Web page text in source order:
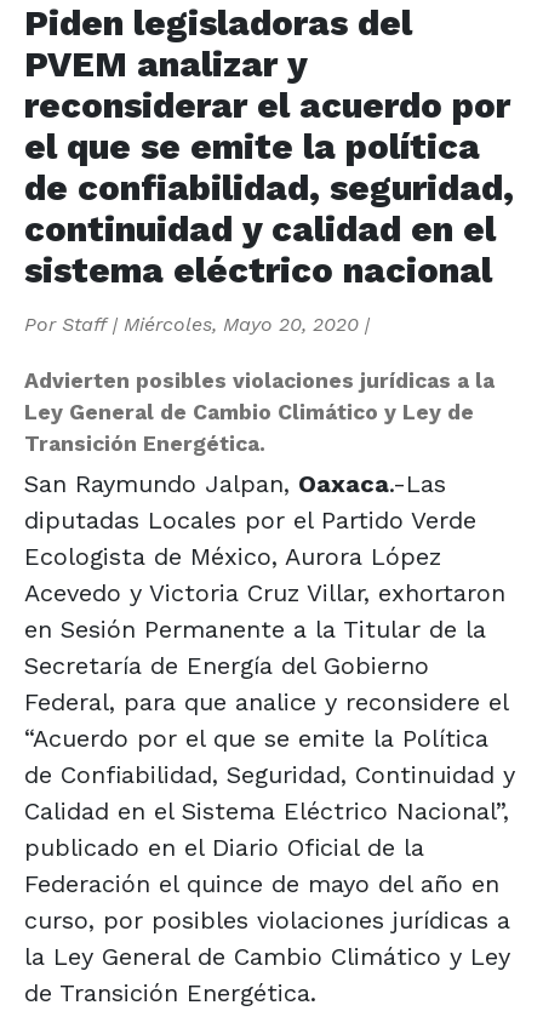
Piden legisladoras del
PVEM analizar y
reconsiderar el acuerdo por
el que se emite la política
de confiabilidad, seguridad,
continuidad y calidad en el
sistema eléctrico nacional
Por Staff| Miércoles, Mayo 20, 2020 |
Advierten posibles violaciones jurídicas a la
Ley General de Cambio Climático y Ley de
Transición Energética.
San Raymundo Jalpan, Oaxaca.-Las
diputadas Locales por el Partido Verde
Ecologista de México, Aurora López
Acevedo y Victoria Cruz Villar, exhortaron
en Sesión Permanente a la Titular de la
Secretaría de Energía del Gobierno
Federal, para que analice y reconsidere el
“Acuerdo por el que se emite la Política
de Confiabilidad, Seguridad, Continuidad y
Calidad en el Sistema Eléctrico Nacional”,
publicado en el Diario Oficial de la
Federación el quince de mayo del año en
curso, por posibles violaciones jurídicas a
la Ley General de Cambio Climático y Ley
de Transición Energética.